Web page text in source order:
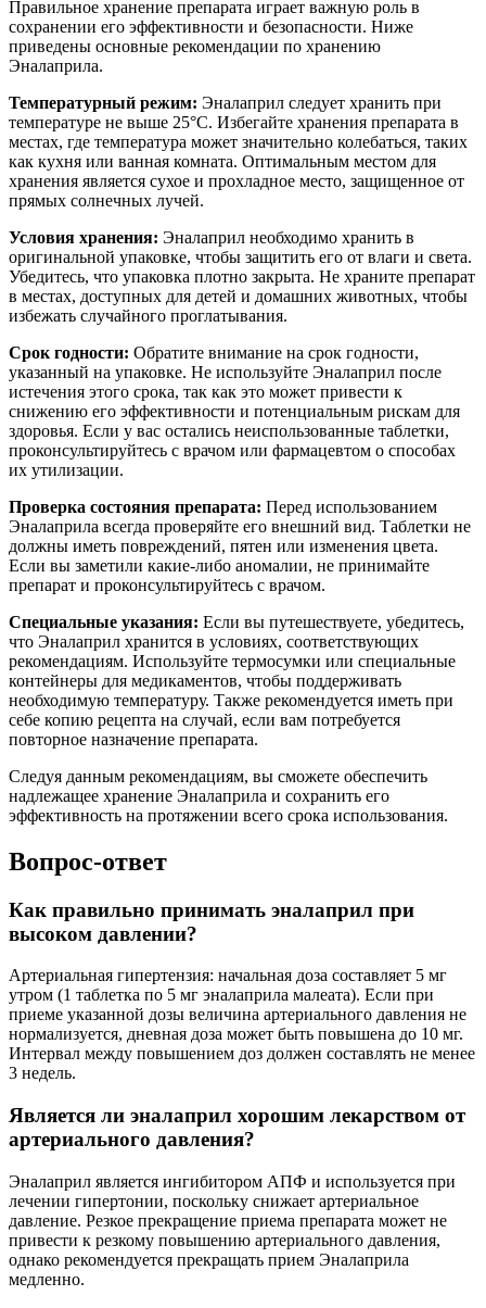
Правильное хранение препарата играет важную роль в
сохранении его эффективности и безопасности. Ниже
приведены основные рекомендации по хранению
Эналаприла.
Температурный режим: Эналаприл следует хранить при
температуре не выше 25°C. Избегайте хранения препарата в
местах, где температура может значительно колебаться, таких
как кухня или ванная комната. Оптимальным местом для
хранения является сухое и прохладное место, защищенное от
прямых солнечных лучей.
Условия хранения: Эналаприл необходимо хранить в
оригинальной упаковке, чтобы защитить его от влаги и света.
Убедитесь, что упаковка плотно закрыта. Не храните препарат
в местах, доступных для детей и домашних животных, чтобы
избежать случайного проглатывания.
Срок годности: Обратите внимание на срок годности,
указанный на упаковке. Не используйте Эналаприл после
истечения этого срока, так как это может привести к
снижению его эффективности и потенциальным рискам для
здоровья. Если у вас остались неиспользованные таблетки,
проконсультируйтесь с врачом или фармацевтом о способах
их утилизации.
Проверка состояния препарата: Перед использованием
Эналаприла всегда проверяйте его внешний вид. Таблетки не
должны иметь повреждений, пятен или изменения цвета.
Если вы заметили какие-либо аномалии, не принимайте
препарат и проконсультируйтесь с врачом.
Специальные указания: Если вы путешествуете, убедитесь,
что Эналаприл хранится в условиях, соответствующих
рекомендациям. Используйте термосумки или специальные
контейнеры для медикаментов, чтобы поддерживать
необходимую температуру. Также рекомендуется иметь при
себе копию рецепта на случай, если вам потребуется
повторное назначение препарата.
Следуя данным рекомендациям, вы сможете обеспечить
надлежащее хранение Эналаприла и сохранить его
эффективность на протяжении всего срока использования.
Вопрос-ответ
Как правильно принимать эналаприл при
высоком давлении?
Артериальная гипертензия: начальная доза составляет 5 мг
утром (1 таблетка по 5 мг эналаприла малеата). Если при
приеме указанной дозы величина артериального давления не
нормализуется, дневная доза может быть повышена до 10 мг.
Интервал между повышением доз должен составлять не менее
3 недель.
Является ли эналаприл хорошим лекарством от
артериального давления?
Эналаприл является ингибитором АПФ и используется при
лечении гипертонии, поскольку снижает артериальное
давление. Резкое прекращение приема препарата может не
привести к резкому повышению артериального давления,
однако рекомендуется прекращать прием Эналаприла
медленно.